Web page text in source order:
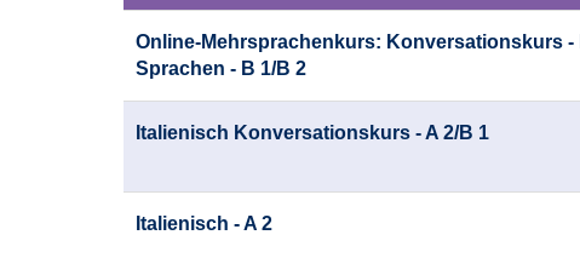
Tabellenüberschriften
können
sortiert
werden.
Online-Mehrsprachenkurs: Konversationskurs -
Sprachen - B 1/B 2
Italienisch Konversationskurs - A 2/B 1
Italienisch - A 2